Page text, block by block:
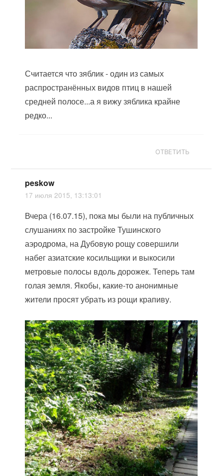
Считается что зяблик - один из самых
распространённых видов птиц в нашей
средней полосе...а я вижу зяблика крайне
редко...
ОТВЕТИТЬ
peskow
17 июля 2015, 13:13:01
Вчера (16.07.15), пока мы были на публичных
слушаниях по застройке Тушинского
аэродрома, на Дубовую рощу совершили
набег азиатские косильщики и выкосили
метровые полосы вдоль дорожек. Теперь там
голая земля. Якобы, какие-то анонимные
жители просят убрать из рощи крапиву.